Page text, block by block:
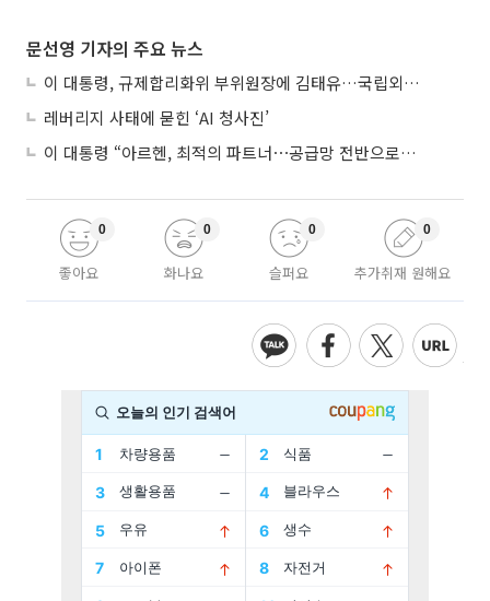
문선영 기자의 주요 뉴스
이 대통령, 규제합리화위 부위원장에 김태유…국립외교원장 김흥규
레버리지 사태에 묻힌 ‘AI 청사진’
이 대통령 “아르헨, 최적의 파트너⋯공급망 전반으로 확대”
좋아요
0
화나요
0
슬퍼요
0
추가취재 원해요
0